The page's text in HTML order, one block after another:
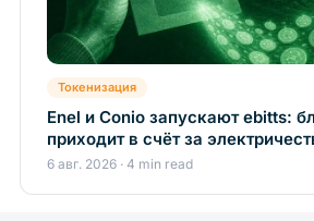
Токенизация
Enel и Conio запускают ebitts:
приходит в счёт за
6 авг. 2026 · 4 min read